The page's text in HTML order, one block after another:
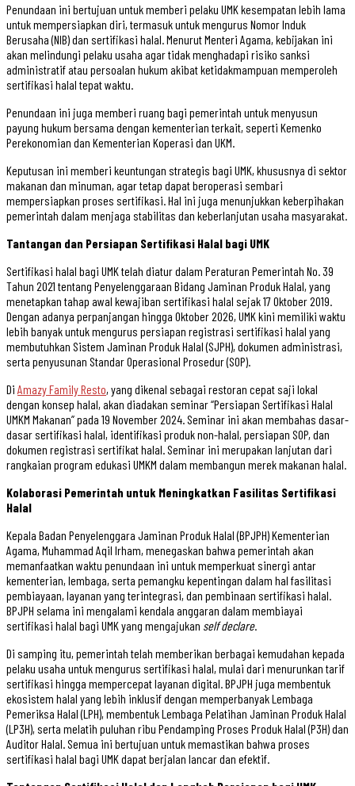
Penundaan ini bertujuan untuk memberi pelaku UMK kesempatan lebih lama
untuk mempersiapkan diri, termasuk untuk mengurus Nomor Induk
Berusaha (NIB) dan sertifikasi halal. Menurut Menteri Agama, kebijakan ini
akan melindungi pelaku usaha agar tidak menghadapi risiko sanksi
administratif atau persoalan hukum akibat ketidakmampuan memperoleh
sertifikasi halal tepat waktu.
Penundaan ini juga memberi ruang bagi pemerintah untuk menyusun
payung hukum bersama dengan kementerian terkait, seperti Kemenko
Perekonomian dan Kementerian Koperasi dan UKM.
Keputusan ini memberi keuntungan strategis bagi UMK, khususnya di sektor
makanan dan minuman, agar tetap dapat beroperasi sembari
mempersiapkan proses sertifikasi. Hal ini juga menunjukkan keberpihakan
pemerintah dalam menjaga stabilitas dan keberlanjutan usaha masyarakat.
Tantangan dan Persiapan Sertifikasi Halal bagi UMK
Sertifikasi halal bagi UMK telah diatur dalam Peraturan Pemerintah No. 39
Tahun 2021 tentang Penyelenggaraan Bidang Jaminan Produk Halal, yang
menetapkan tahap awal kewajiban sertifikasi halal sejak 17 Oktober 2019.
Dengan adanya perpanjangan hingga Oktober 2026, UMK kini memiliki waktu
lebih banyak untuk mengurus persiapan registrasi sertifikasi halal yang
membutuhkan Sistem Jaminan Produk Halal (SJPH), dokumen administrasi,
serta penyusunan Standar Operasional Prosedur (SOP).
Di Amazy Family Resto, yang dikenal sebagai restoran cepat saji lokal
dengan konsep halal, akan diadakan seminar “Persiapan Sertifikasi Halal
UMKM Makanan” pada 19 November 2024. Seminar ini akan membahas dasar-
dasar sertifikasi halal, identifikasi produk non-halal, persiapan SOP, dan
dokumen registrasi sertifikat halal. Seminar ini merupakan lanjutan dari
rangkaian program edukasi UMKM dalam membangun merek makanan halal.
Kolaborasi Pemerintah untuk Meningkatkan Fasilitas Sertifikasi
Halal
Kepala Badan Penyelenggara Jaminan Produk Halal (BPJPH) Kementerian
Agama, Muhammad Aqil Irham, menegaskan bahwa pemerintah akan
memanfaatkan waktu penundaan ini untuk memperkuat sinergi antar
kementerian, lembaga, serta pemangku kepentingan dalam hal fasilitasi
pembiayaan, layanan yang terintegrasi, dan pembinaan sertifikasi halal.
BPJPH selama ini mengalami kendala anggaran dalam membiayai
sertifikasi halal bagi UMK yang mengajukan self declare.
Di samping itu, pemerintah telah memberikan berbagai kemudahan kepada
pelaku usaha untuk mengurus sertifikasi halal, mulai dari menurunkan tarif
sertifikasi hingga mempercepat layanan digital. BPJPH juga membentuk
ekosistem halal yang lebih inklusif dengan memperbanyak Lembaga
Pemeriksa Halal (LPH), membentuk Lembaga Pelatihan Jaminan Produk Halal
(LP3H), serta melatih puluhan ribu Pendamping Proses Produk Halal (P3H) dan
Auditor Halal. Semua ini bertujuan untuk memastikan bahwa proses
sertifikasi halal bagi UMK dapat berjalan lancar dan efektif.